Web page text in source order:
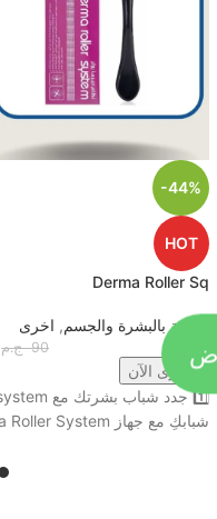
-44%
HOT
Derma Roller Sq
العناية بالبشرة والجسم, اخرى
90 ج.م
اشترى الآن
شبابكِ مع جهاز Derma Roller System الثوري! يعمل على تحفيز